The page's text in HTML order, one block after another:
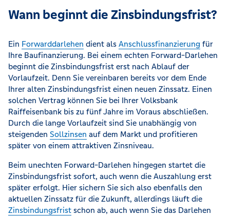
Wann beginnt die Zinsbindungsfrist?
Ein Forwarddarlehen dient als Anschlussfinanzierung für
Ihre Baufinanzierung. Bei einem echten Forward-Darlehen
beginnt die Zinsbindungsfrist erst nach Ablauf der
Vorlaufzeit. Denn Sie vereinbaren bereits vor dem Ende
Ihrer alten Zinsbindungsfrist einen neuen Zinssatz. Einen
solchen Vertrag können Sie bei Ihrer Volksbank
Raiffeisenbank bis zu fünf Jahre im Voraus abschließen.
Durch die lange Vorlaufzeit sind Sie unabhängig von
steigenden Sollzinsen auf dem Markt und profitieren
später von einem attraktiven Zinsniveau.
Beim unechten Forward-Darlehen hingegen startet die
Zinsbindungsfrist sofort, auch wenn die Auszahlung erst
später erfolgt. Hier sichern Sie sich also ebenfalls den
aktuellen Zinssatz für die Zukunft, allerdings läuft die
Zinsbindungsfrist schon ab, auch wenn Sie das Darlehen